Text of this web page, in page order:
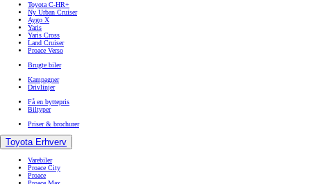
Toyota C-HR+
Ny Urban Cruiser
Aygo X
Yaris
Yaris Cross
Land Cruiser
Proace Verso
Brugte biler
Kampagner
Drivlinjer
Få en byttepris
Biltyper
Priser & brochurer
Toyota Erhverv
Varebiler
Proace City
Proace